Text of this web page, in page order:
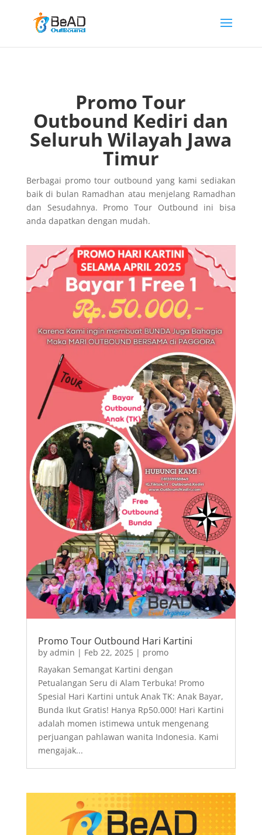
Promo Tour
Outbound Kediri dan
Seluruh Wilayah Jawa
Timur
Berbagai promo tour outbound yang kami sediakan
baik di bulan Ramadhan atau menjelang Ramadhan
dan Sesudahnya. Promo Tour Outbound ini bisa
anda dapatkan dengan mudah.
Promo Tour Outbound Hari Kartini
by admin | Feb 22, 2025| promo
Rayakan Semangat Kartini dengan
Petualangan Seru di Alam Terbuka! Promo
Spesial Hari Kartini untuk Anak TK: Anak Bayar,
Bunda Ikut Gratis! Hanya Rp50.000! Hari Kartini
adalah momen istimewa untuk mengenang
perjuangan pahlawan wanita Indonesia. Kami
mengajak...